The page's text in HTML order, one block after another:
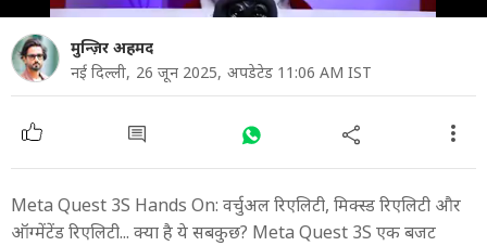
मुन्ज़िर अहमद
नई दिल्ली, 26 जून 2025, अपडेटेड 11:06 AM IST
Meta Quest 3S Hands On: वर्चुअल रिएलिटी, मिक्स्ड रिएलिटी और
ऑग्मेंटेंड रिएलिटी... क्या है ये सबकुछ? Meta Quest 3S एक बजट